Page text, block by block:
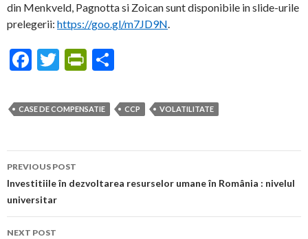
din Menkveld, Pagnotta si Zoican sunt disponibile in slide-urile
prelegerii: https://goo.gl/m7JD9N.
F
e
o
o
k
T
itt
Pr
tF
e
dl
y
ar
CASE DE COMPENSATIE CCP VOLATILITATE
Post
navigation
PREVIOUS POST
Investitiile în dezvoltarea resurselor umane în România : nivelul
universitar
NEXT POST